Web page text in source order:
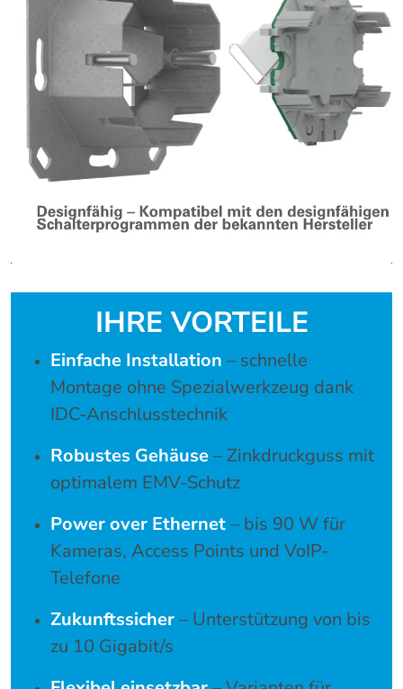
IHRE VORTEILE
Einfache Installation – schnelle
Montage ohne Spezialwerkzeug dank
IDC-Anschlusstechnik
Robustes Gehäuse– Zinkdruckguss mit
optimalem EMV-Schutz
Power over Ethernet– bis 90 W für
Kameras, Access Points und VoIP-
Telefone
Zukunftssicher– Unterstützung von bis
zu 10 Gigabit/s